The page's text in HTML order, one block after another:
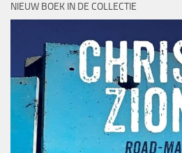
NIEUW BOEK IN DE COLLECTIE